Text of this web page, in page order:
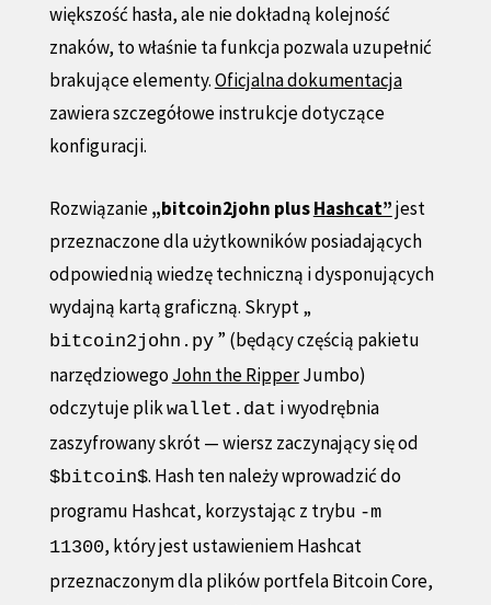
większość hasła, ale nie dokładną kolejność
znaków, to właśnie ta funkcja pozwala uzupełnić
brakujące elementy.Oficjalna dokumentacja
zawiera szczegółowe instrukcje dotyczące
konfiguracji.
Rozwiązanie„bitcoin2john plusHashcat”jest
przeznaczone dla użytkowników posiadających
odpowiednią wiedzę techniczną i dysponujących
wydajną kartą graficzną. Skrypt „
bitcoin2john.py” (będący częścią pakietu
narzędziowegoJohn the RipperJumbo)
odczytuje plikwallet.dat i wyodrębnia
zaszyfrowany skrót — wiersz zaczynający się od
$bitcoin$. Hash ten należy wprowadzić do
programu Hashcat, korzystając z trybu -m
11300, który jest ustawieniem Hashcat
przeznaczonym dla plików portfela Bitcoin Core,